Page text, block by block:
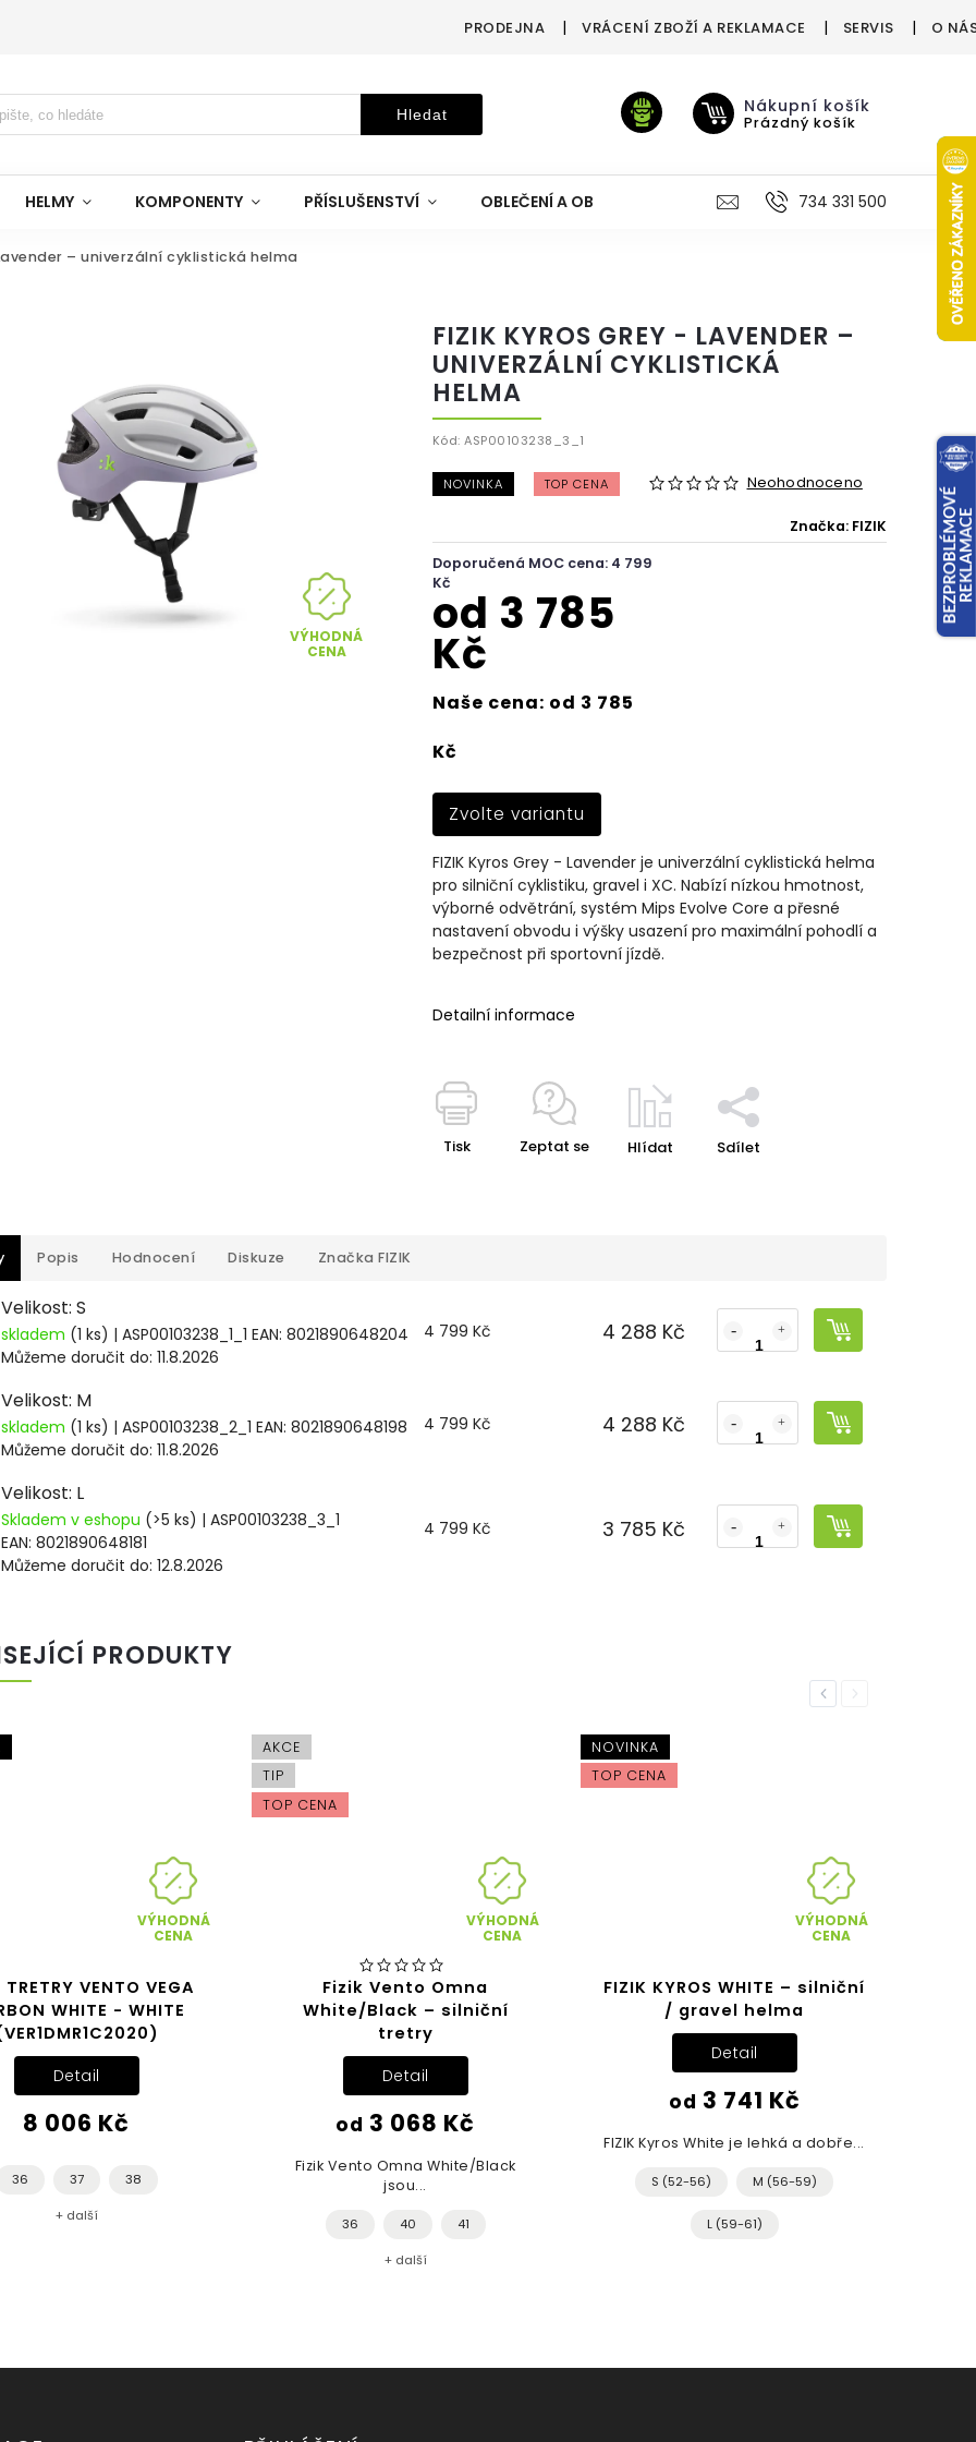
PRODEJNA VRÁCENÍ ZBOŽÍ A REKLAMACE SERVIS O
Hledat Nákupní košík
Prázdný košík
HELMY KOMPONENTY PŘÍSLUŠENSTVÍ OBLEČENÍ A OBUV VÝŽIVA VÝPRODEJ %
734 331 500
– univerzální cyklistická helma
VÝHODNÁ
CENA
FIZIK KYROS GREY - LAVENDER –
UNIVERZÁLNÍ CYKLISTICKÁ
HELMA
Kód: ASP00103238_3_1
NOVINKA TOP CENA Neohodnoceno
Značka: FIZIK
Doporučená MOC cena: 4 799
Kč
od 3 785
Kč
Naše cena: od 3 785
Kč
Zvolte variantu
FIZIK Kyros Grey - Lavender je univerzální cyklistická helma
pro silniční cyklistiku, gravel i XC. Nabízí nízkou hmotnost,
výborné odvětrání, systém Mips Evolve Core a přesné
nastavení obvodu i výšky usazení pro maximální pohodlí a
bezpečnost při sportovní jízdě.
Detailní informace
Tisk Zeptat se Hlídat Sdílet
Popis Hodnocení Diskuze Značka FIZIK
Velikost: S
skladem (1 ks) | ASP00103238_1_1 EAN: 8021890648204
Můžeme doručit do: 11.8.2026
4 799 Kč 4 288 Kč
Velikost: M
skladem (1 ks) | ASP00103238_2_1 EAN: 8021890648198
Můžeme doručit do: 11.8.2026
4 799 Kč 4 288 Kč
Velikost: L
Skladem v eshopu (>5 ks) | ASP00103238_3_1
EAN: 8021890648181
Můžeme doručit do: 12.8.2026
4 799 Kč 3 785 Kč
PRODUKTY
Previous
VÝHODNÁ
CENA
TRETRY VENTO VEGA
WHITE - WHITE
8 006 Kč
Detail
36 37 38
+ další
AKCE
TIP
TOP CENA
VÝHODNÁ
CENA
Fizik Vento Omna
White/Black – silniční
tretry
od 3 068 Kč
Detail
Fizik Vento Omna White/Black
jsou...
36 40 41
+ další
NOVINKA
TOP CENA
VÝHODNÁ
CENA
FIZIK KYROS WHITE – silniční
/ gravel helma
od 3 741 Kč
Detail
FIZIK Kyros White je lehká a dobře...
S (52-56) M (56-59)
L (59-61)
Next